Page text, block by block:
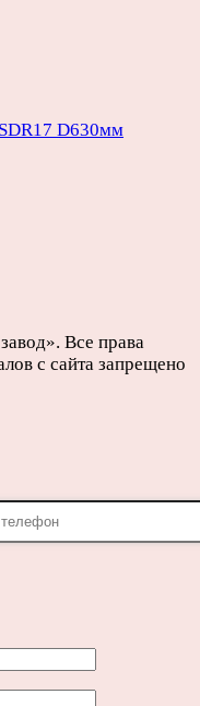
D630мм
Все права
с сайта запрещено